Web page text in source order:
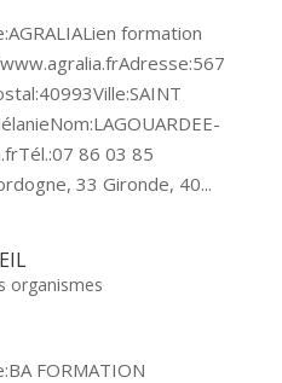
formation
86 03 85
33 Gironde, 40...
organismes
FORMATION